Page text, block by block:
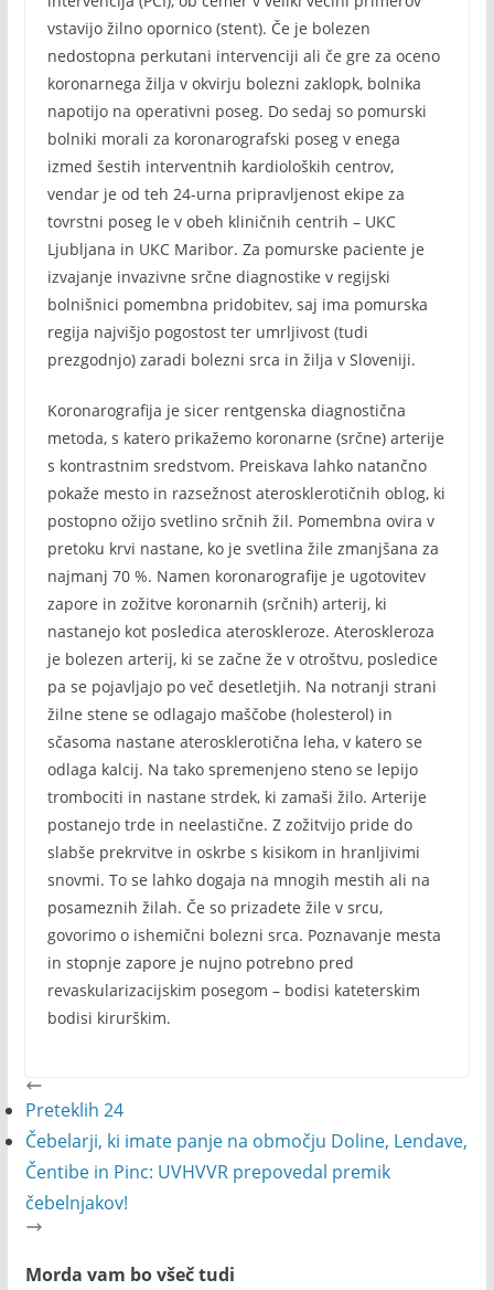
vstavijo žilno opornico (stent). Če je bolezen
nedostopna perkutani intervenciji ali če gre za oceno
koronarnega žilja v okvirju bolezni zaklopk, bolnika
napotijo na operativni poseg. Do sedaj so pomurski
bolniki morali za koronarografski poseg v enega
izmed šestih interventnih kardioloških centrov,
vendar je od teh 24-urna pripravljenost ekipe za
tovrstni poseg le v obeh kliničnih centrih – UKC
Ljubljana in UKC Maribor. Za pomurske paciente je
izvajanje invazivne srčne diagnostike v regijski
bolnišnici pomembna pridobitev, saj ima pomurska
regija najvišjo pogostost ter umrljivost (tudi
prezgodnjo) zaradi bolezni srca in žilja v Sloveniji.
Koronarografija je sicer rentgenska diagnostična
metoda, s katero prikažemo koronarne (srčne) arterije
s kontrastnim sredstvom. Preiskava lahko natančno
pokaže mesto in razsežnost aterosklerotičnih oblog, ki
postopno ožijo svetlino srčnih žil. Pomembna ovira v
pretoku krvi nastane, ko je svetlina žile zmanjšana za
najmanj 70 %. Namen koronarografije je ugotovitev
zapore in zožitve koronarnih (srčnih) arterij, ki
nastanejo kot posledica ateroskleroze. Ateroskleroza
je bolezen arterij, ki se začne že v otroštvu, posledice
pa se pojavljajo po več desetletjih. Na notranji strani
žilne stene se odlagajo maščobe (holesterol) in
sčasoma nastane aterosklerotična leha, v katero se
odlaga kalcij. Na tako spremenjeno steno se lepijo
trombociti in nastane strdek, ki zamaši žilo. Arterije
postanejo trde in neelastične. Z zožitvijo pride do
slabše prekrvitve in oskrbe s kisikom in hranljivimi
snovmi. To se lahko dogaja na mnogih mestih ali na
posameznih žilah. Če so prizadete žile v srcu,
govorimo o ishemični bolezni srca. Poznavanje mesta
in stopnje zapore je nujno potrebno pred
revaskularizacijskim posegom – bodisi kateterskim
bodisi kirurškim.
Preteklih 24
Čebelarji, ki imate panje na območju Doline, Lendave,
Čentibe in Pinc: UVHVVR prepovedal premik
čebelnjakov!
Morda vam bo všeč tudi